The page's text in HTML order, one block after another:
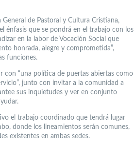
General de Pastoral y Cultura Cristiana,
énfasis que se pondrá en el trabajo con los
en la labor de Vocación Social que
honrada, alegre y comprometida”,
funciones.
con “una política de puertas abiertas como
junto con invitar a la comunidad a
sus inquietudes y ver en conjunto
el trabajo coordinado que tendrá lugar
donde los lineamientos serán comunes,
existentes en ambas sedes.